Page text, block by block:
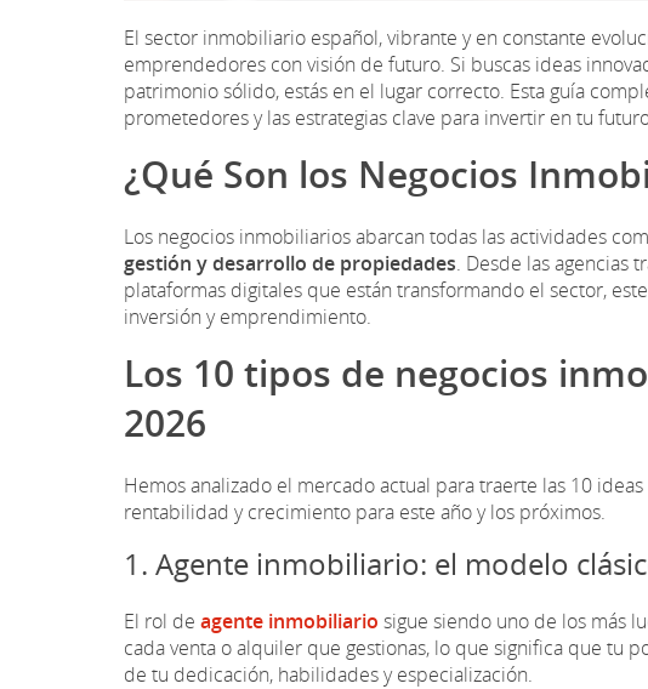
El sector inmobiliario español, vibrante y en constante
emprendedores con visión de futuro. Si buscas ideas
patrimonio sólido, estás en el lugar correcto. Esta guía
prometedores y las estrategias clave para invertir en tu
¿Qué Son los Negocios
Los negocios inmobiliarios abarcan todas las actividades
gestión y desarrollo de propiedades. Desde las agencias
plataformas digitales que están transformando el sector,
inversión y emprendimiento.
Los 10 tipos de negocios
2026
Hemos analizado el mercado actual para traerte las 10
rentabilidad y crecimiento para este año y los próximos.
1. Agente inmobiliario: el modelo
El rol de agente inmobiliario sigue siendo uno de los más
cada venta o alquiler que gestionas, lo que significa que tu
de tu dedicación, habilidades y especialización.